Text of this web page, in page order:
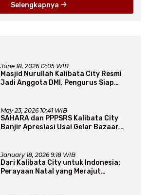
Selengkapnya
June 18, 2026 12:05 WIB
Masjid Nurullah Kalibata City Resmi
Jadi Anggota DMI, Pengurus Siap
May 23, 2026 10:41 WIB
SAHARA dan PPPSRS Kalibata City
Banjir Apresiasi Usai Gelar Bazaar
January 18, 2026 9:18 WIB
Dari Kalibata City untuk Indonesia:
Perayaan Natal yang Merajut